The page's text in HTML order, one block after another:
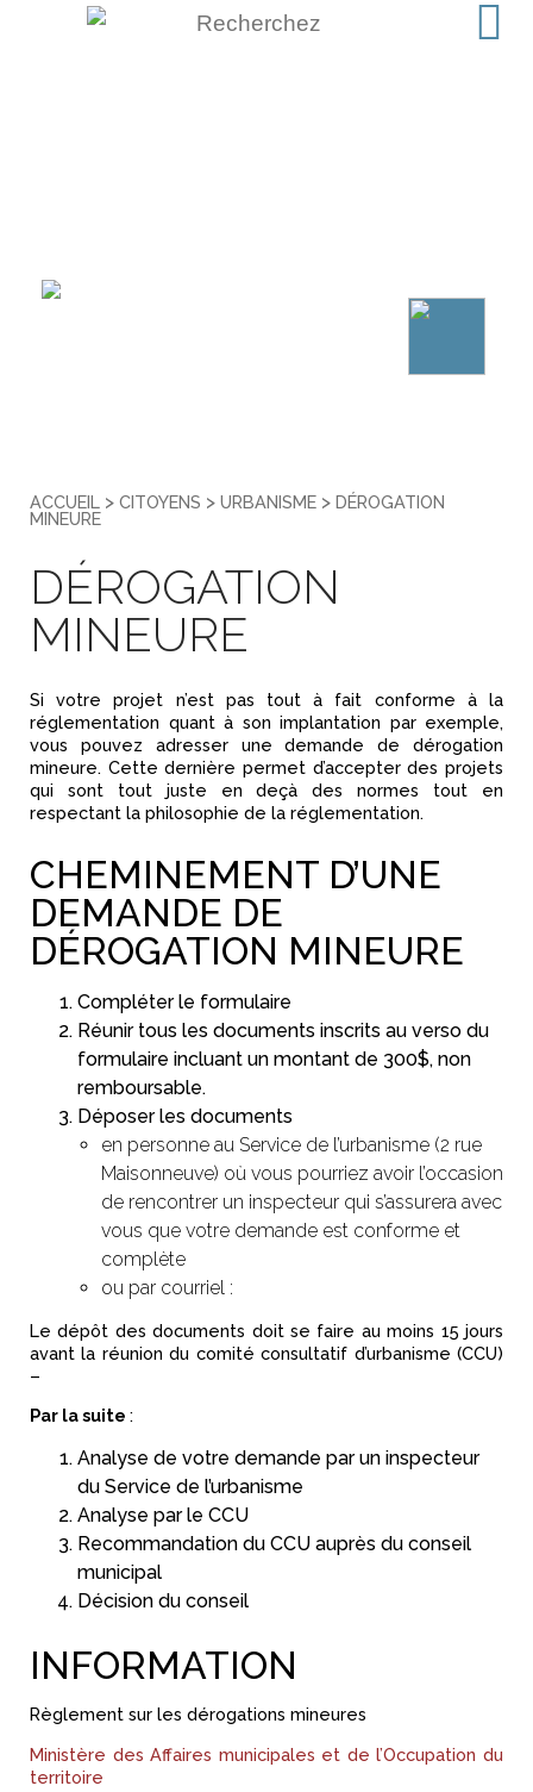
ACCUEIL > CITOYENS > URBANISME > DÉROGATION
MINEURE
DÉROGATION
MINEURE
Si votre projet n’est pas tout à fait conforme à la
réglementation quant à son implantation par exemple,
vous pouvez adresser une demande de dérogation
mineure. Cette dernière permet d’accepter des projets
qui sont tout juste en deçà des normes tout en
respectant la philosophie de la réglementation.
CHEMINEMENT D’UNE
DEMANDE DE
DÉROGATION MINEURE
Compléter le formulaire
Réunir tous les documents inscrits au verso du
formulaire incluant un montant de 300$, non
remboursable.
Déposer les documents
en personne au Service de l’urbanisme (2 rue
Maisonneuve) où vous pourriez avoir l’occasion
de rencontrer un inspecteur qui s’assurera avec
vous que votre demande est conforme et
complète
ou par courriel :
Le dépôt des documents doit se faire au moins 15 jours
avant la réunion du comité consultatif d’urbanisme (CCU)
–
Par la suite :
​Analyse de votre demande par un inspecteur
du Service de l’urbanisme
Analyse par le CCU
Recommandation du CCU auprès du conseil
municipal
Décision du conseil
INFORMATION
Règlement sur les dérogations mineures
Ministère des Affaires municipales et de l’Occupation du
territoire